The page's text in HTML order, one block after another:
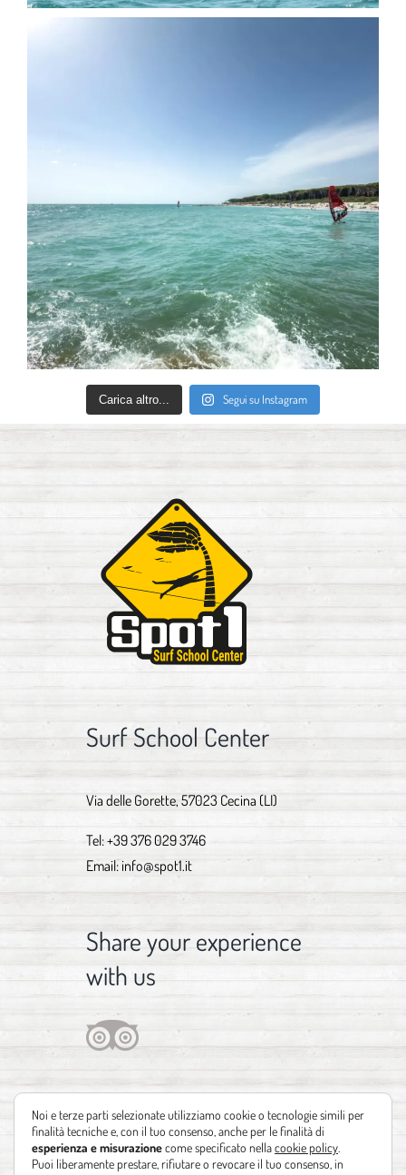
Carica altro... Segui su Instagram
Surf School Center
Via delle Gorette, 57023 Cecina (LI)
Tel:+39 376 029 3746
Email: info@spot1.it
Share your experience
with us
Noi e terze parti selezionate utilizziamo cookie o tecnologie simili per
finalità tecniche e, con il tuo consenso, anche per le finalità di
esperienza e misurazionecome specificato nellacookie policy
Puoi liberamente prestare, rifiutare o revocare il tuo consenso, in